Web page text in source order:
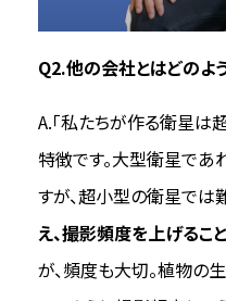
Q2.他の会社とはどのよ
A.「私たちが作る衛星は
特徴です。大型衛星で
すが、超小型の衛星では
え、撮影頻度を上げるこ
が、頻度も大切。植物の